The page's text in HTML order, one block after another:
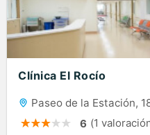
Clínica El Rocío
Paseo de la Estación,
6 (1